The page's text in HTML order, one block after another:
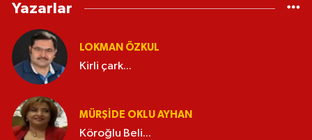
Yazarlar
LOKMAN ÖZKUL
Kirli çark...
MÜRŞIDE OKLU AYHAN
Köroğlu Beli...